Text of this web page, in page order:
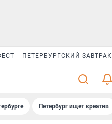
ПЕТЕРБУРГСКИЙ ЗАВТРАК
Петербург ищет креатив